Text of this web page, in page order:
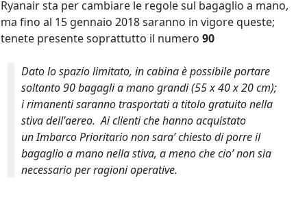
Ryanair sta per cambiare le regole sul bagaglio a mano,
ma fino al 15 gennaio 2018 saranno in vigore queste;
tenete presente soprattutto il numero 90
Dato lo spazio limitato, in cabina è possibile portare
soltanto 90 bagagli a mano grandi (55 x 40 x 20 cm);
i rimanenti saranno trasportati a titolo gratuito nella
stiva dell'aereo. Ai clienti che hanno acquistato
un Imbarco Prioritario non sara’ chiesto di porre il
bagaglio a mano nella stiva, a meno che cio’ non sia
necessario per ragioni operative.